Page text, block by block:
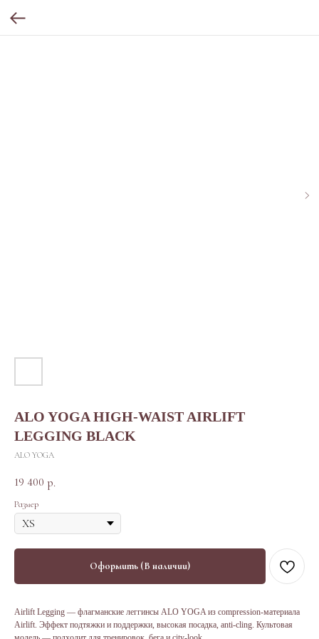
ALO YOGA HIGH-WAIST AIRLIFT
LEGGING BLACK
ALO YOGA
19 400 р.
Размер
Оформить (В наличии)
Airlift Legging — флагманские леггинсы ALO YOGA из compression-материала
Airlift. Эффект подтяжки и поддержки, высокая посадка, anti-cling. Культовая